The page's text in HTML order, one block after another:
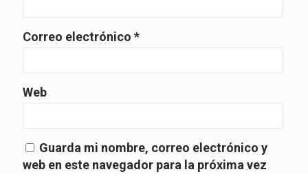
Correo electrónico *
Web
Guarda mi nombre, correo electrónico y
web en este navegador para la próxima vez